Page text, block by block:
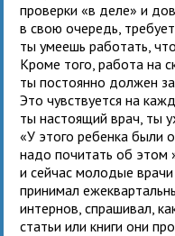
проверки «в деле» и
в свою очередь,
ты умеешь работать,
Кроме того, работа на
ты постоянно должен
Это чувствуется на
ты настоящий врач, ты
«У этого ребенка были
надо почитать об этом
и сейчас молодые
принимал
интернов, спрашивал,
статьи или книги они